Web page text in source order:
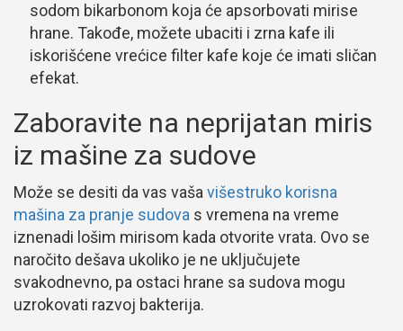
sodom bikarbonom koja će apsorbovati mirise
hrane. Takođe, možete ubaciti i zrna kafe ili
iskorišćene vrećice filter kafe koje će imati sličan
efekat.
Zaboravite na neprijatan miris
iz mašine za sudove
Može se desiti da vas vaša višestruko korisna
mašina za pranje sudova s vremena na vreme
iznenadi lošim mirisom kada otvorite vrata. Ovo se
naročito dešava ukoliko je ne uključujete
svakodnevno, pa ostaci hrane sa sudova mogu
uzrokovati razvoj bakterija.